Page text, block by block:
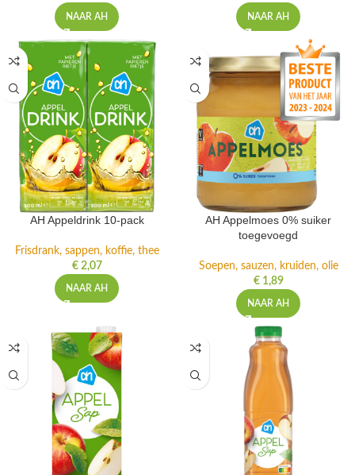
NAAR AH NAAR AH
AH Appeldrink 10-pack
Frisdrank, sappen, koffie, thee
€2,07
NAAR AH
AH Appelmoes 0% suiker
toegevoegd
Soepen, sauzen, kruiden, olie
€1,89
NAAR AH